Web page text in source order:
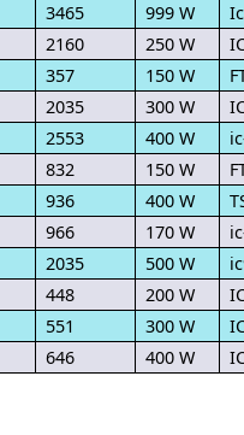
3465 999 W
2160 250 W
357 150 W
2035 300 W
2553 400 W
832 150 W
936 400 W
966 170 W
2035 500 W
448 200 W
551 300 W
646 400 W